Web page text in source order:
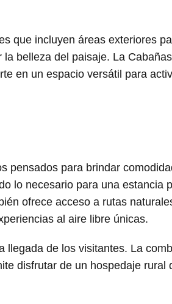
que incluyen áreas exteriores
belleza del paisaje. La
en un espacio versátil para
pensados para brindar
lo necesario para una estancia
ofrece acceso a rutas
al aire libre únicas.
de los visitantes. La
disfrutar de un hospedaje rural